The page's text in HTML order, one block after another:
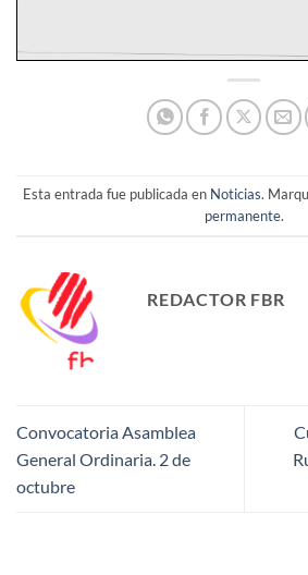
Esta entrada fue publicada en Noticias.
permanente.
REDACTOR FBR
Convocatoria Asamblea
General Ordinaria. 2 de
octubre